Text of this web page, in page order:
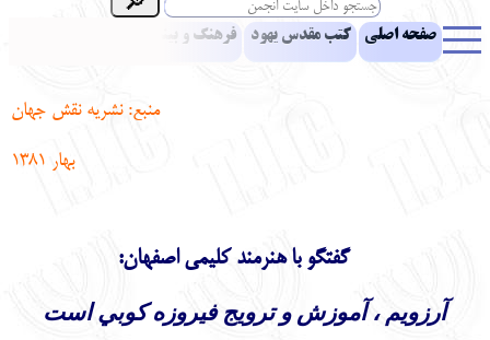
صفحه اصلی کتب مقدس یهود فرهنگ و بینش یهود
منبع: نشريه نقش جهان
بهار 1381
گفتگو با هنرمند كليمي اصفهان:
آرزويم ، آموزشو ترويج فيروزه كوبي است